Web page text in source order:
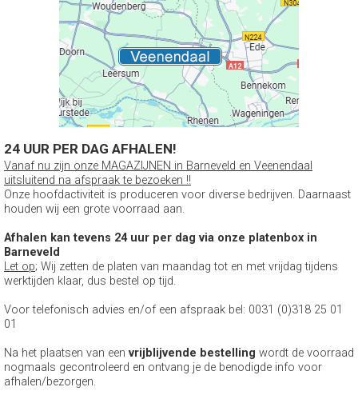
24 UUR PER DAG AFHALEN!
Vanaf nu zijn onze MAGAZIJNEN in Barneveld en Veenendaal
uitsluitend na afspraak te bezoeken !!
Onze hoofdactiviteit is produceren voor diverse bedrijven. Daarnaast
houden wij een grote voorraad aan.
Afhalen kan tevens 24 uur per dag via onze platenbox in
Barneveld
Let op; Wij zetten de platen van maandag tot en met vrijdag tijdens
werktijden klaar, dus bestel op tijd.
Voor telefonisch advies en/of een afspraak bel: 0031 (0)318 25 01
01
Na het plaatsen van een vrijblijvende bestelling wordt de voorraad
nogmaals gecontroleerd en ontvang je de benodigde info voor
afhalen/bezorgen.